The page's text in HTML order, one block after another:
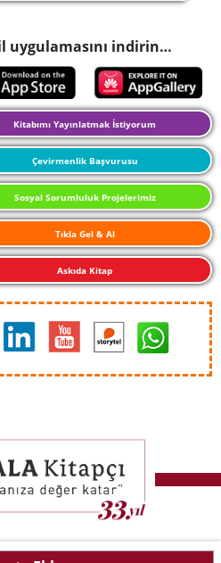
uygulamasını indirin…
Kitabımı Yayınlatmak İstiyorum
Çevirmenlik Başvurusu
Sosyal Sorumluluk Projelerimiz
Tıkla Gel & Al
Askıda Kitap